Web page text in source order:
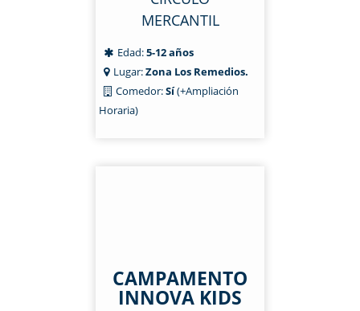
MERCANTIL
Edad:5-12 años
Lugar:Zona Los Remedios.
Comedor:Sí(+Ampliación
Horaria)
CAMPAMENTO
INNOVA KIDS